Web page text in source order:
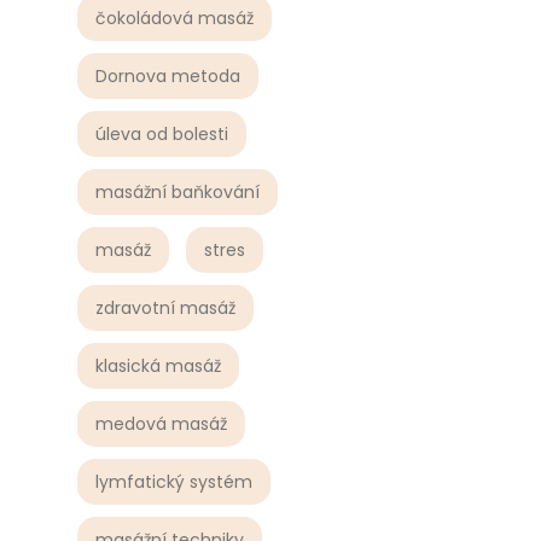
čokoládová masáž
Dornova metoda
úleva od bolesti
masážní baňkování
masáž stres
zdravotní masáž
klasická masáž
medová masáž
lymfatický systém